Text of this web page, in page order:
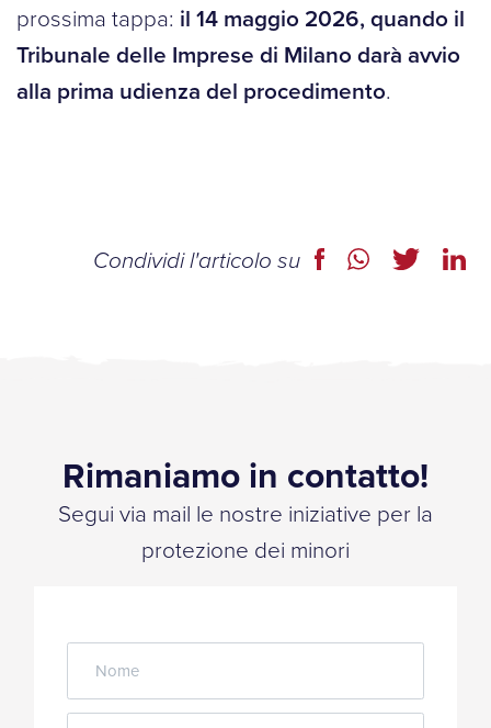
prossima tappa: il 14 maggio 2026, quando il
Tribunale delle Imprese di Milano darà avvio
alla prima udienza del procedimento.
Condividi l'articolo su
Rimaniamo in contatto!
Segui via mail le nostre iniziative per la
protezione dei minori